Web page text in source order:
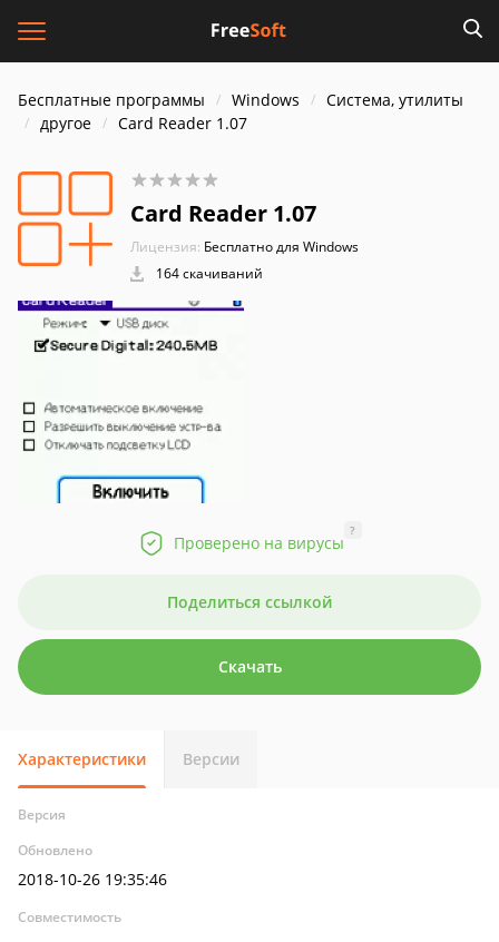
Бесплатные программы Windows
Система, утилиты
другое
Card Reader 1.07
Card Reader 1.07
Лицензия: Бесплатно для Windows
164 скачиваний
Проверено на вирусы
?
Поделиться ссылкой
Скачать
Характеристики Версии
Версия
Обновлено
2018-10-26 19:35:46
Совместимость